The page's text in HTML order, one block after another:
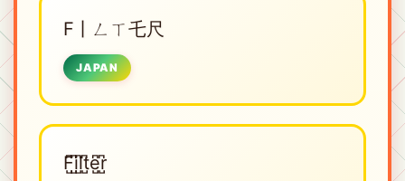
F丨ㄥㄒ乇尺
JAPAN
F̺͆i̺͆l̺͆t̺͆e̺͆r̺͆